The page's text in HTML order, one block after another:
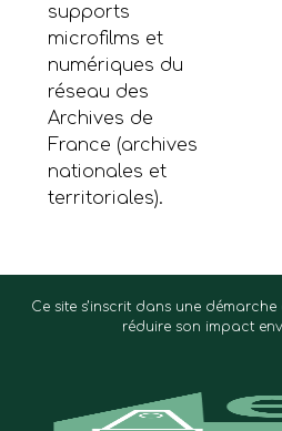
supports
microfilms et
numériques du
réseau des
Archives de
France (archives
nationales et
territoriales).
Ce site s’inscrit dans une
réduire son impact